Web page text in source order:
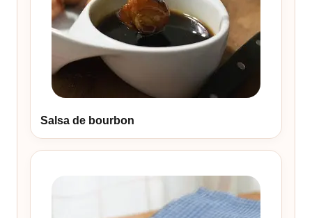
Salsa de bourbon